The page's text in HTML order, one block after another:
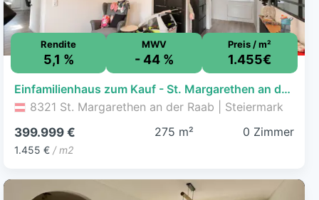
Rendite
5,1 %
MWV
- 44 %
Preis / m²
1.455€
Einfamilienhaus zum Kauf - St. Margarethen an der Raab - 399.999 € - 275 m², 3.175 m² Grundstück
8321 St. Margarethen an der Raab | Steiermark
399.999 €
1.455 € / m2
275 m² 0 Zimmer